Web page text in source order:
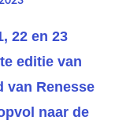
22 en 23
editie van
van Renesse
naar de